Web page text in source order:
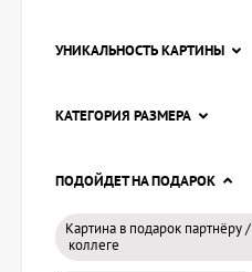
УНИКАЛЬНОСТЬ КАРТИНЫ
КАТЕГОРИЯ РАЗМЕРА
ПОДОЙДЕТ НА ПОДАРОК
Картина в подарок партнёру /
коллеге